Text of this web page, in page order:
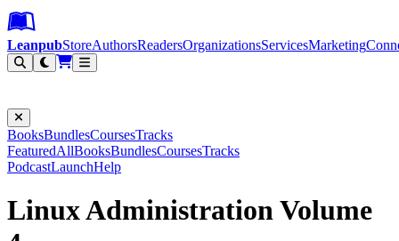
Leanpub Header
Leanpub Navigation
Skip to main content
Go to Leanpub.com
LeanpubStoreAuthorsReadersOrganizationsServicesMarketing
BooksBundlesCoursesTracks
FeaturedAllBooksBundlesCoursesTracks
PodcastLaunchHelp
Linux Administration Volume